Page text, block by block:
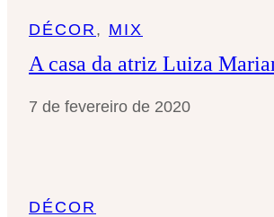
DÉCOR , MIX
A casa da atriz Luiza
7 de fevereiro de 2020
DÉCOR